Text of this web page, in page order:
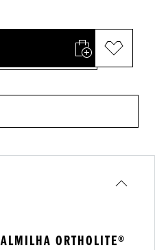
ORTHOLITE®